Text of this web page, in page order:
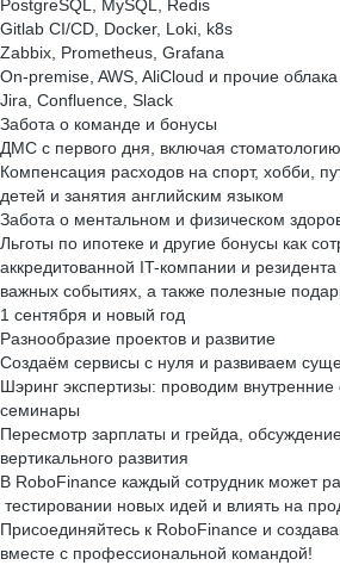
PostgreSQL, MySQL, Redis
Gitlab CI/CD, Docker, Loki, k8s
Zabbix, Prometheus, Grafana
On-premise, AWS, AliCloud и прочие облака
Jira, Confluence, Slack
Забота о команде и бонусы
ДМС с первого дня, включая стоматологию
Компенсация расходов на спорт, хобби,
детей и занятия английским языком
Забота о ментальном и физическом
Льготы по ипотеке и другие бонусы как
аккредитованной IT-компании и
важных событиях, а также полезные
1 сентября и новый год
Разнообразие проектов и развитие
Создаём сервисы с нуля и развиваем
Шэринг экспертизы: проводим внутренние
семинары
Пересмотр зарплаты и грейда,
вертикального развития
В RoboFinance каждый сотрудник может
тестировании новых идей и влиять на
Присоединяйтесь к RoboFinance и
вместе с профессиональной командой!